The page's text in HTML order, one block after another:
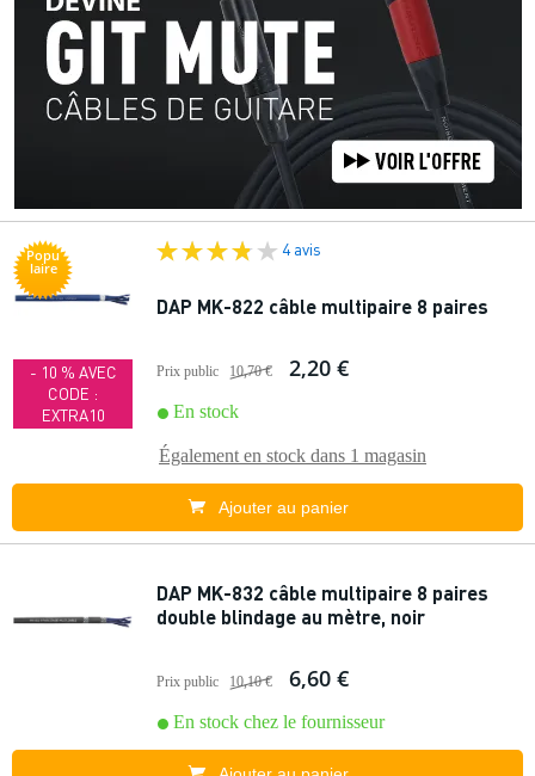
Popu
laire
- 10 % AVEC
CODE :
EXTRA10
4 avis
DAP MK-822 câble multipaire 8 paires
Prix public 10,70 € 2,20 €
En stock
Également en stock dans 1 magasin
Ajouter au panier
DAP MK-832 câble multipaire 8 paires
double blindage au mètre, noir
Prix public 10,10 € 6,60 €
En stock chez le fournisseur